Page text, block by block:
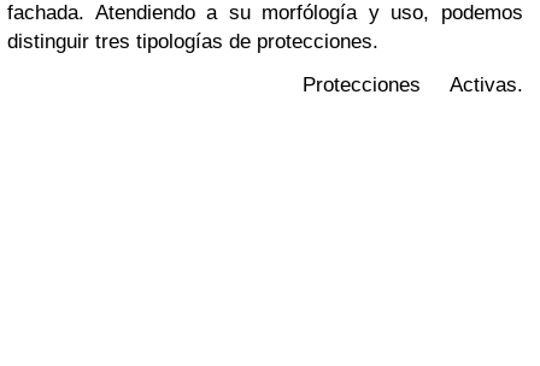
fachada. Atendiendo a su morfólogía y uso, podemos
distinguir tres tipologías de protecciones.
Protecciones Activas.